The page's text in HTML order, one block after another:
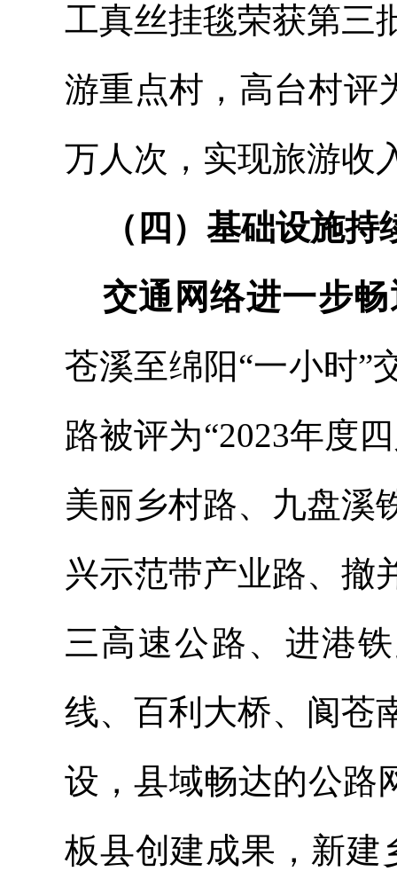
工真丝挂毯荣获第三
游重点村，高台村评
万人次，实现旅游收
（四）基础设施
交通网络进一步
苍溪至绵阳“一小时”
路被评为“2023年度
美丽乡村路、九盘溪
兴示范带产业路、撤
三高速公路、进港
线、百利大桥、阆苍
设，县域畅达的公路
板县创建成果，新建